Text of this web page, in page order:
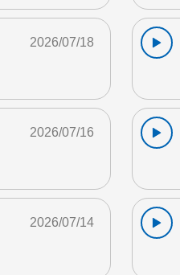
2026/07/18
2026/07/16
2026/07/14